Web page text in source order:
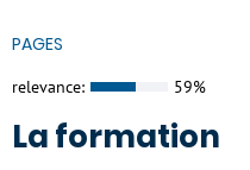
PAGES
relevance: 59%
La formation